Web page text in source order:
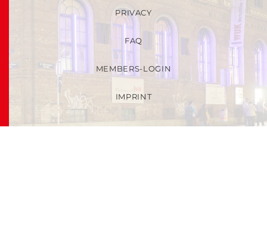
PRIVACY
FAQ
MEMBERS-LOGIN
IMPRINT